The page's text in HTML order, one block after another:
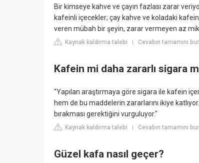
Bir kimseye kahve ve çayın fazlası zarar
kafeinli içecekler; çay kahve ve koladaki
veren mübah bir şeyin, zarar vermeyen az
Kaynak kaldırma talebi | Cevabın tamamını
Kafein mi daha zararlı sigara
"Yapılan araştırmaya göre sigara ile kafein
hem de bu maddelerin zararlarını ikiye
bırakması gerektiğini vurguluyor."
Kaynak kaldırma talebi | Cevabın tamamını
Güzel kafa nasıl geçer?